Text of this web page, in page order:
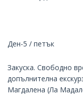
Ден-5 / петък
Закуска. Свободно
допълнителна
Магдалена (Ла